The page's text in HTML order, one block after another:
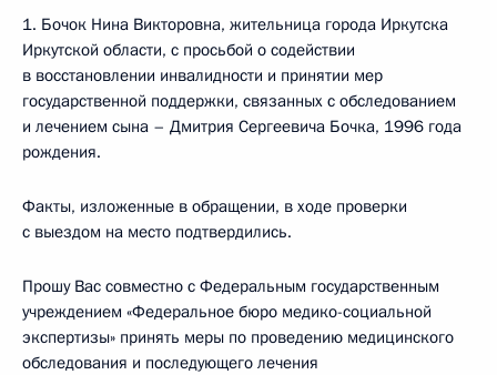
1. Бочок Нина Викторовна, жительница города Иркутска
Иркутской области, с просьбой о содействии
в восстановлении инвалидности и принятии мер
государственной поддержки, связанных с обследованием
и лечением сына – Дмитрия Сергеевича Бочка, 1996 года
рождения.
Факты, изложенные в обращении, в ходе проверки
с выездом на место подтвердились.
Прошу Вас совместно с Федеральным государственным
учреждением «Федеральное бюро медико-социальной
экспертизы» принять меры по проведению медицинского
обследования и последующего лечения